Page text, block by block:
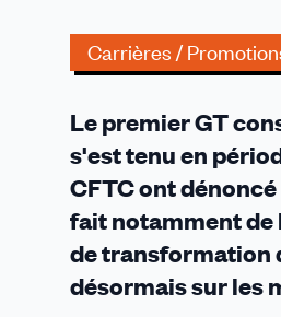
Carrières /
Le premier GT
s'est tenu en
CFTC ont
fait notamment de
de transformation
désormais sur les